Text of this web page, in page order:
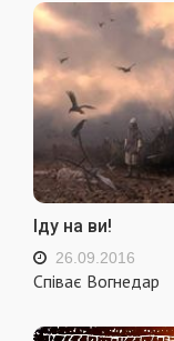
Іду на ви!
26.09.2016
Співає Вогнедар